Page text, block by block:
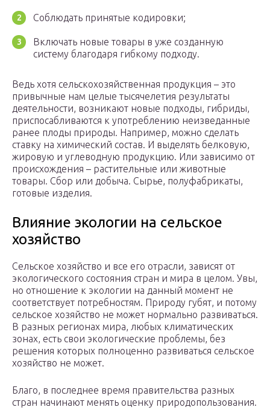
Соблюдать принятые кодировки;
Включать новые товары в уже созданную
систему благодаря гибкому подходу.
Ведь хотя сельскохозяйственная продукция – это
привычные нам целые тысячелетия результаты
деятельности, возникают новые подходы, гибриды,
приспосабливаются к употреблению неизведанные
ранее плоды природы. Например, можно сделать
ставку на химический состав. И выделять белковую,
жировую и углеводную продукцию. Или зависимо от
происхождения – растительные или животные
товары. Сбор или добыча. Сырье, полуфабрикаты,
готовые изделия.
Влияние экологии на сельское
хозяйство
Сельское хозяйство и все его отрасли, зависят от
экологического состояния стран и мира в целом. Увы,
но отношение к экологии на данный момент не
соответствует потребностям. Природу губят, и потому
сельское хозяйство не может нормально развиваться.
В разных регионах мира, любых климатических
зонах, есть свои экологические проблемы, без
решения которых полноценно развиваться сельское
хозяйство не может.
Благо, в последнее время правительства разных
стран начинают менять оценку природопользования.